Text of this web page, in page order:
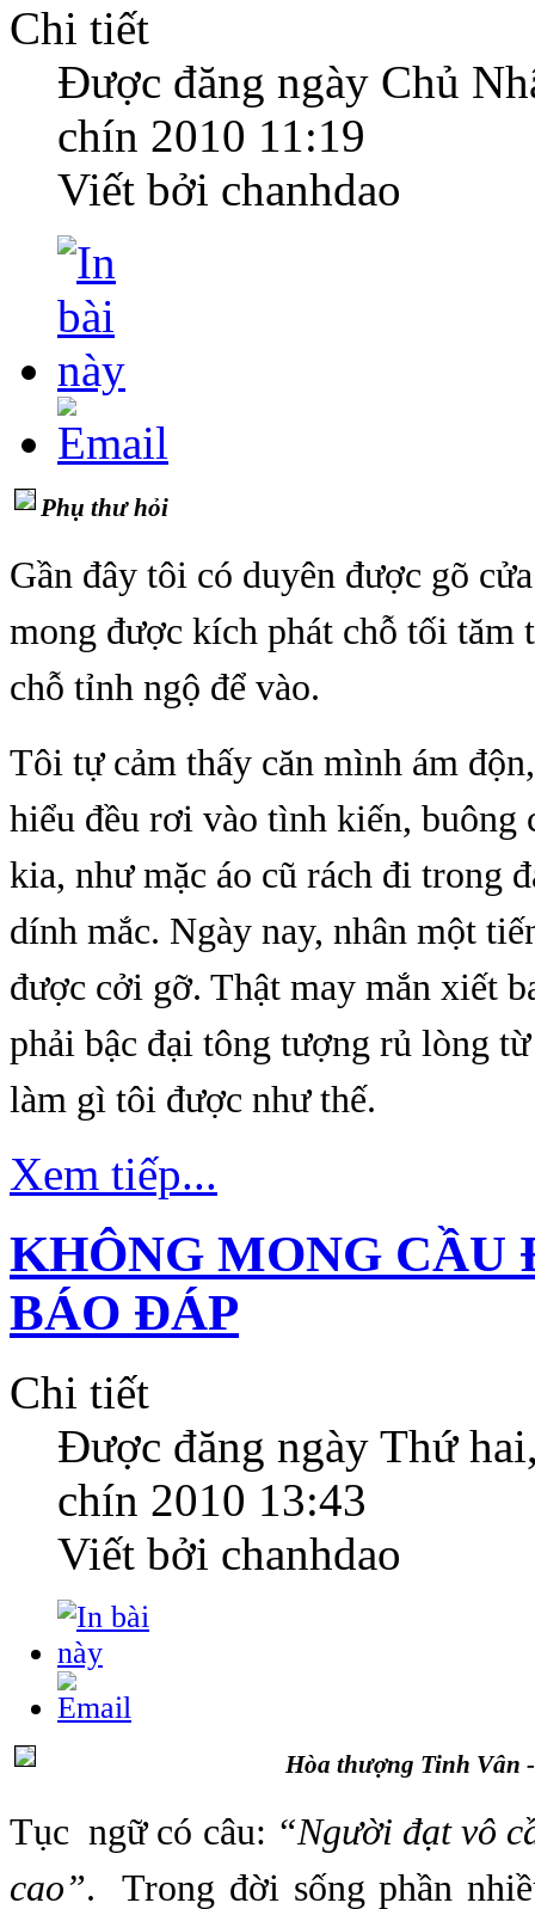
Chi tiết
Được đăng ngày Chủ
chín 2010 11:19
Viết bởi chanhdao
Phụ thư hỏi
Gần đây tôi có duyên được gõ
mong được kích phát chỗ tối tăm
chỗ tỉnh ngộ để vào.
Tôi tự cảm thấy căn mình ám
hiểu đều rơi vào tình kiến, buông
kia, như mặc áo cũ rách đi trong
dính mắc. Ngày nay, nhân một
được cởi gỡ. Thật may mắn xiết
phải bậc đại tông tượng rủ lòng
làm gì tôi được như thế.
Xem tiếp...
KHÔNG MONG CẦU
BÁO ĐÁP
Chi tiết
Được đăng ngày Thứ
chín 2010 13:43
Viết bởi chanhdao
Hòa thượng Tinh Vân
Tục ngữ có câu: “Người đạt vô
cao”. Trong đời sống phần